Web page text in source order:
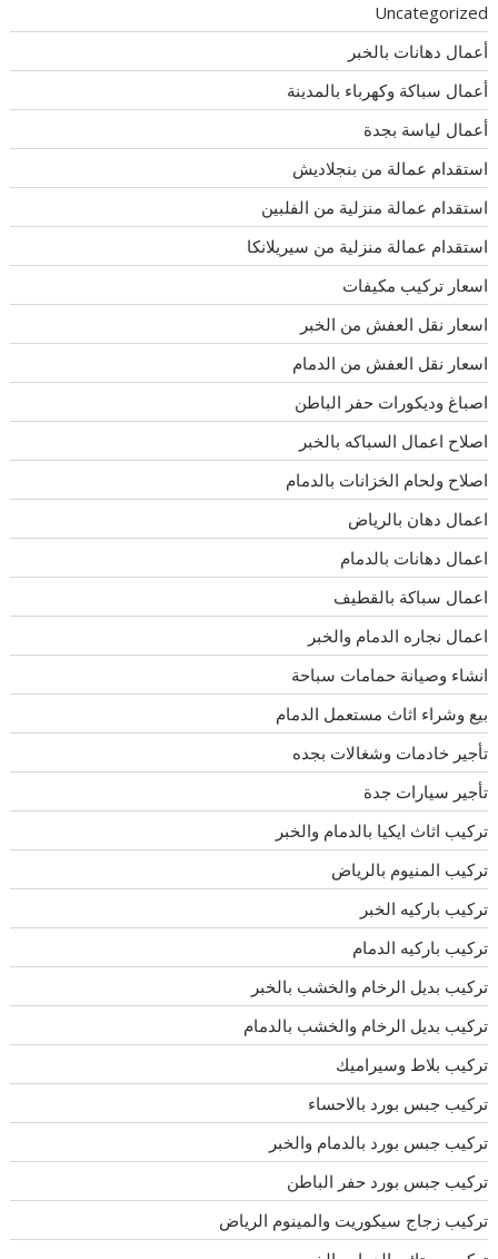
Uncategorized
أعمال دهانات بالخبر
أعمال سباكة وكهرباء بالمدينة
أعمال لياسة بجدة
استقدام عمالة من بنجلاديش
استقدام عمالة منزلية من الفلبين
استقدام عمالة منزلية من سيريلانكا
اسعار تركيب مكيفات
اسعار نقل العفش من الخبر
اسعار نقل العفش من الدمام
اصباغ وديكورات حفر الباطن
اصلاح اعمال السباكه بالخبر
اصلاح ولحام الخزانات بالدمام
اعمال دهان بالرياض
اعمال دهانات بالدمام
اعمال سباكة بالقطيف
اعمال نجاره الدمام والخبر
انشاء وصيانة حمامات سباحة
بيع وشراء اثاث مستعمل الدمام
تأجير خادمات وشغالات بجده
تأجير سيارات جدة
تركيب اثاث ايكيا بالدمام والخبر
تركيب المنيوم بالرياض
تركيب باركيه الخبر
تركيب باركيه الدمام
تركيب بديل الرخام والخشب بالخبر
تركيب بديل الرخام والخشب بالدمام
تركيب بلاط وسيراميك
تركيب جبس بورد بالاحساء
تركيب جبس بورد بالدمام والخبر
تركيب جبس بورد حفر الباطن
تركيب زجاج سيكوريت والمينوم الرياض